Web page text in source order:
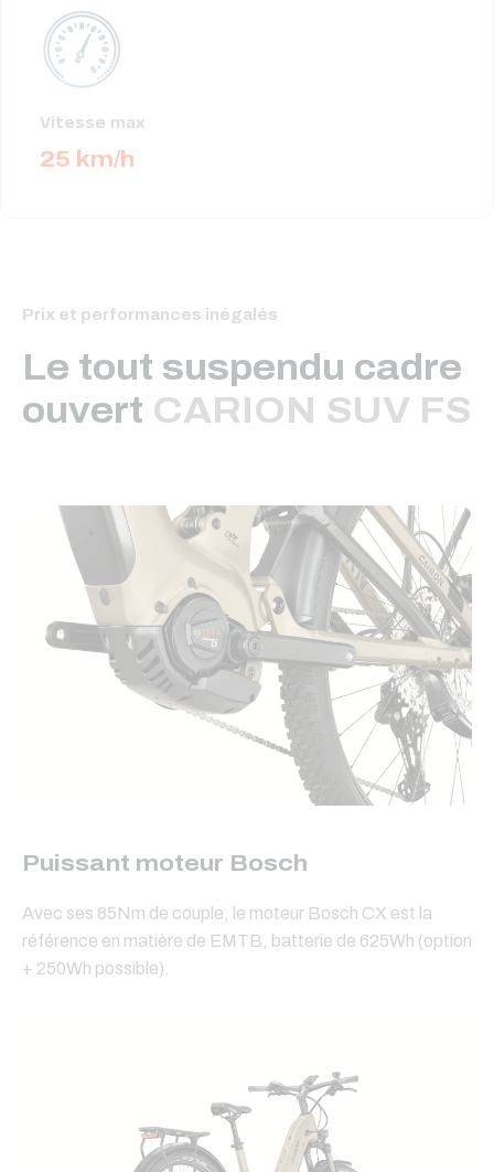
Vitesse max
25 km/h
Prix et performances inégalés
Le tout suspendu cadre
ouvert CARION SUV FS
Puissant moteur Bosch
Avec ses 85Nm de couple, le moteur Bosch CX est la
référence en matière de EMTB, batterie de 625Wh (option
+ 250Wh possible).